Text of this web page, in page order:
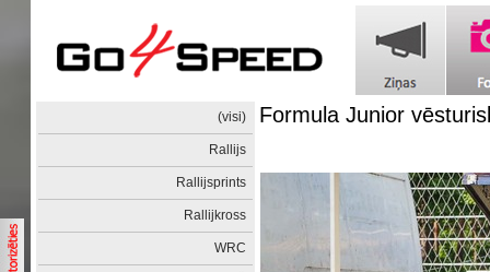
(visi)
Rallijs
Rallijsprints
Rallijkross
WRC
Formula Junior